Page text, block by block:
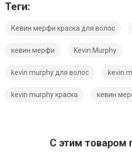
Теги:
Кевин мерфи краска для волос
кевин мерфи Kevin.Murphy
kevin murphy для волос kevin
kevin murphy краска кевин
C этим товаром